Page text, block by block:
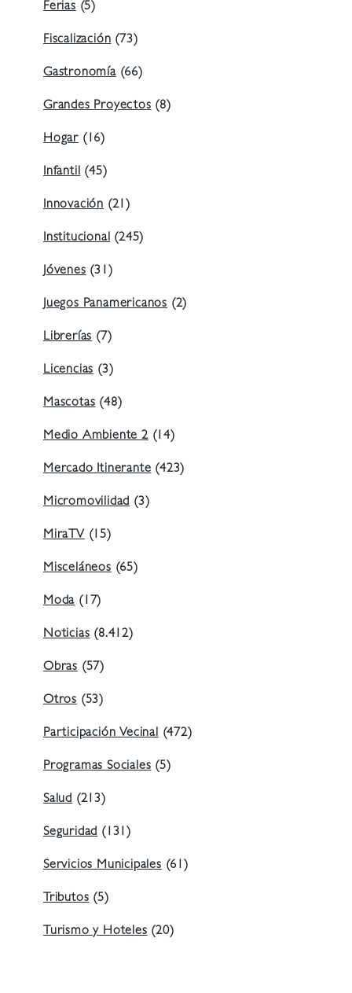
Ferias (5)
Fiscalización (73)
Gastronomía(66)
Grandes Proyectos (8)
Hogar (16)
Infantil (45)
Innovación (21)
Institucional (245)
Jóvenes (31)
Juegos Panamericanos (2)
Librerías (7)
Licencias (3)
Mascotas (48)
Medio Ambiente 2(14)
Mercado Itinerante (423)
Micromovilidad (3)
MiraTV (15)
Misceláneos (65)
Moda (17)
Noticias (8.412)
Obras (57)
Otros (53)
Participación Vecinal (472)
Programas Sociales (5)
Salud (213)
Seguridad (131)
Servicios Municipales (61)
Tributos (5)
Turismo y Hoteles (20)